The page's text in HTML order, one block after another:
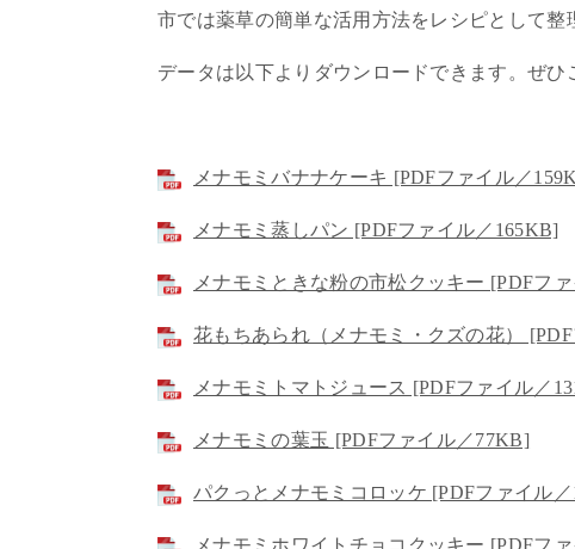
市では薬草の簡単な活用方法をレシピとして整
データは以下よりダウンロードできます。ぜひ
メナモミバナナケーキ [PDFファイル／
メナモミ蒸しパン [PDFファイル／165KB]
メナモミときな粉の市松クッキー [PDFフ
花もちあられ（メナモミ・クズの花）
メナモミトマトジュース [PDFファイル／
メナモミの葉玉 [PDFファイル／77KB]
パクっとメナモミコロッケ [PDFファイル